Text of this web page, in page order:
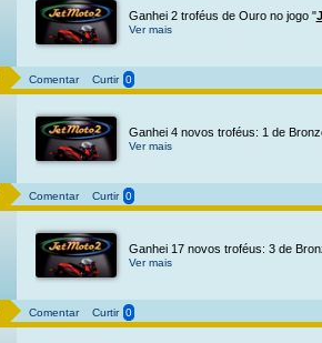
Ganhei 2 troféus de Ouro no jogo "
Ver mais
Comentar Curtir 0
Ganhei 4 novos troféus: 1 de
Ver mais
Comentar Curtir 0
Ganhei 17 novos troféus: 3 de
Ver mais
Comentar Curtir 0